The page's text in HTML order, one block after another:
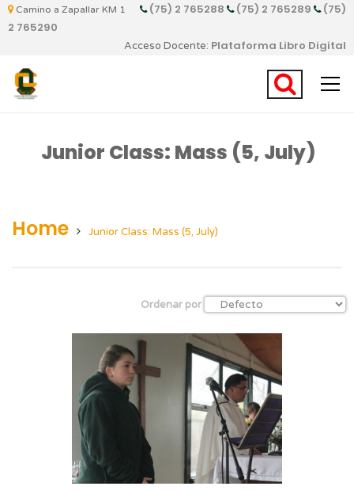
Camino a Zapallar KM 1 (75) 2 765288 (75) 2 765289
(75)
2 765290
Acceso Docente: Plataforma Libro Digital
Junior Class: Mass (5, July)
Home Junior Class: Mass (5, July)
Ordenar por